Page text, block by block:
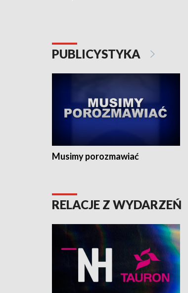
PUBLICYSTYKA
Musimy porozmawiać
RELACJE Z WYDARZEŃ